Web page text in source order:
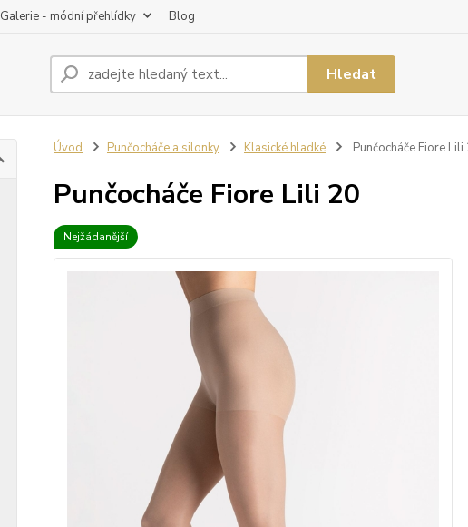
Galerie - módní přehlídky Blog
Hledat
Úvod Punčocháče a silonky Klasické hladké Punčocháče Fiore Lili
Punčocháče Fiore Lili 20
Nejžádanější